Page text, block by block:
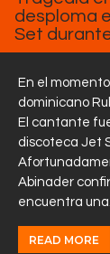
desploma
Set
En el
dominicano
El cantante
discoteca Jet
Abinader
encuentra
READ MORE